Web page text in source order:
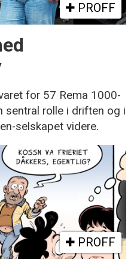
PROFF
for 57 Rema 1000-
sentral rolle i driften og i
selskapet videre.
PROFF